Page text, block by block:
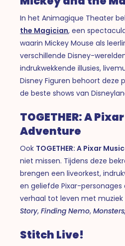
In het Animagique Theater
the Magician, een
waarin Mickey Mouse als
verschillende Disney-
indrukwekkende illusies,
Disney Figuren behoort deze
de beste shows van
TOGETHER: A
Adventure
Ook TOGETHER: A Pixar
niet missen. Tijdens deze
brengen een liveorkest,
en geliefde Pixar-
verhaal tot leven met
Story,Finding Nemo,
Stitch Live!